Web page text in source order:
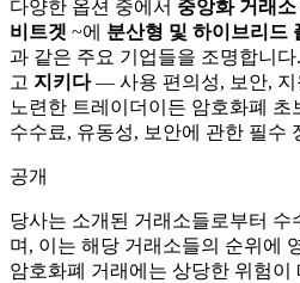
다양한 옵션 중에서 중앙화 거래소
비트겟 ~에 분산형 및 하이브리드
과 같은 주요 기업들을 조명합니다.
고 지키다— 사용 편의성, 보안, 지
노련한 트레이더이든 암호화폐
수수료, 유동성, 보안에 관한 필수
공개
당사는 소개된 거래소들로부터 수
며, 이는 해당 거래소들의 순위에
암호화폐 거래에는 상당한 위험이